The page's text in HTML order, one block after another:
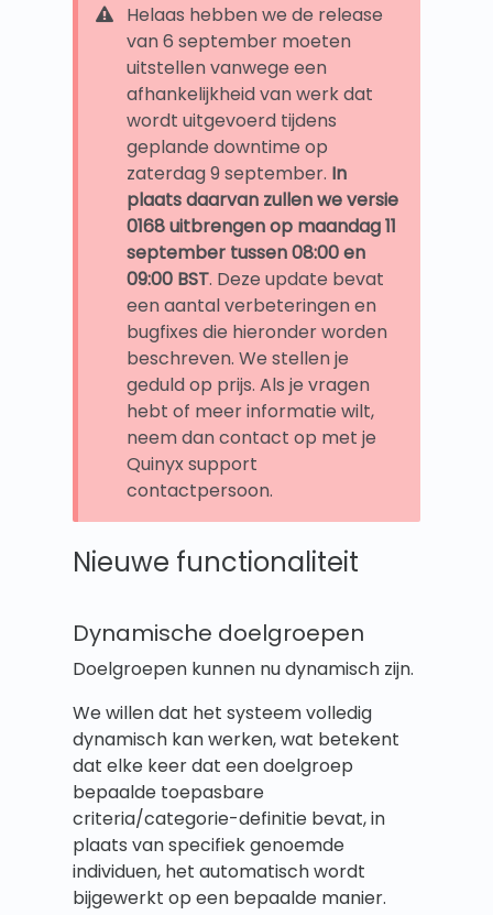
Helaas hebben we de release
van 6 september moeten
uitstellen vanwege een
afhankelijkheid van werk dat
wordt uitgevoerd tijdens
geplande downtime op
zaterdag 9 september. In
plaats daarvan zullen we versie
0168 uitbrengen op maandag 11
september tussen 08:00 en
09:00 BST. Deze update bevat
een aantal verbeteringen en
bugfixes die hieronder worden
beschreven. We stellen je
geduld op prijs. Als je vragen
hebt of meer informatie wilt,
neem dan contact op met je
Quinyx support
contactpersoon.
Nieuwe functionaliteit
Dynamische doelgroepen
Doelgroepen kunnen nu dynamisch zijn.
We willen dat het systeem volledig
dynamisch kan werken, wat betekent
dat elke keer dat een doelgroep
bepaalde toepasbare
criteria/categorie-definitie bevat, in
plaats van specifiek genoemde
individuen, het automatisch wordt
bijgewerkt op een bepaalde manier.